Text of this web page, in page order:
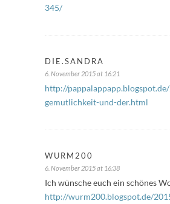
345/
DIE.SANDRA
6. November 2015 at 16:21
http://
gemutlichkeit-und-der.html
WURM200
6. November 2015 at 16:38
Ich wünsche euch ein schönes
http://wurm200.blogspot.de/